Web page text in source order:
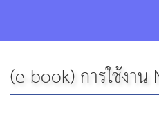
(e-book) การใช้งาน